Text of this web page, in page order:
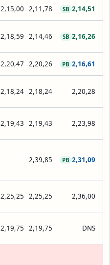
2,15,00 2,11,78 2,14,51
SB
2,18,59 2,14,46 2,16,26
SB
2,20,47 2,20,26 2,16,61
PB
2,18,24 2,18,24 2,20,28
2,19,43 2,19,43 2,23,98
2,39,85 2,31,09
PB
2,25,25 2,25,25 2,36,00
2,19,75 2,19,75 DNS